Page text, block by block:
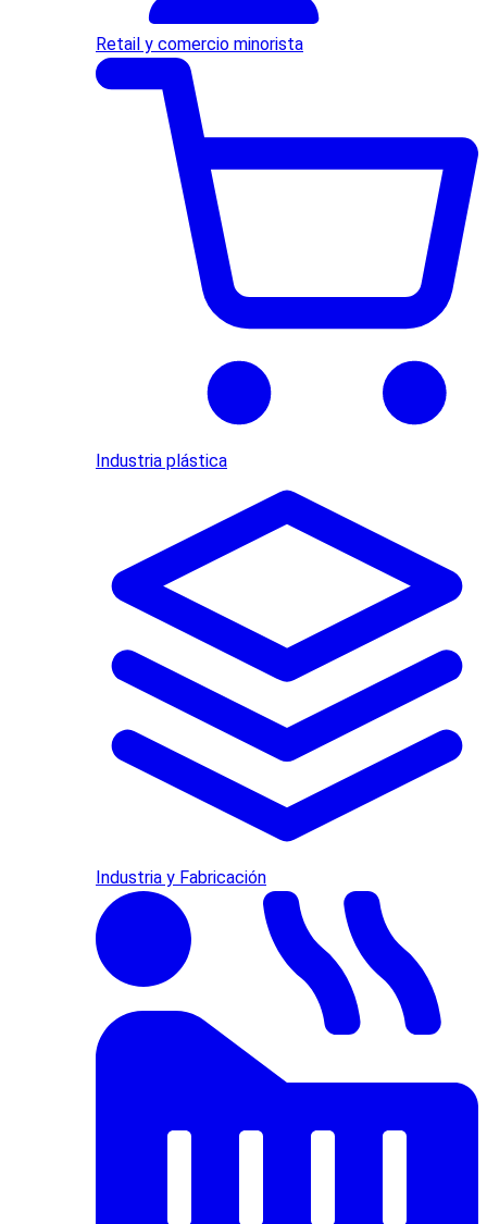
Retail y comercio minorista
Industria plástica
Industria y Fabricación